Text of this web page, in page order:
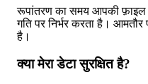
रूपांतरण का समय आपकी
गति पर निर्भर करता है।
है।
क्या मेरा डेटा सुरक्षित है?